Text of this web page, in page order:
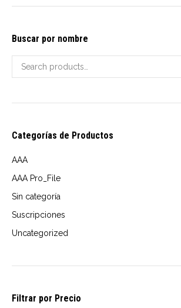
Buscar por nombre
Categorías de Productos
AAA
AAA Pro_File
Sin categoría
Suscripciones
Uncategorized
Filtrar por Precio